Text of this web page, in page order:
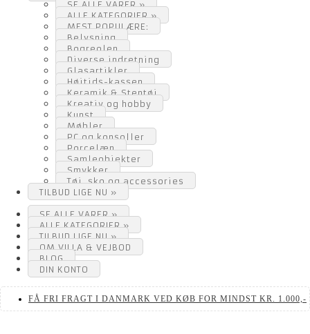
SE ALLE VARER »
ALLE KATEGORIER »
MEST POPULÆRE:
Belysning
Bogreolen
Diverse indretning
Glasartikler
Højtids-kassen
Keramik & Stentøj
Kreativ og hobby
Kunst
Møbler
PC og konsoller
Porcelæn
Samleobjekter
Smykker
Tøj, sko og accessories
TILBUD LIGE NU »
SE ALLE VARER »
ALLE KATEGORIER »
TILBUD LIGE NU »
OM VILLA & VEJBOD
BLOG
DIN KONTO
FÅ FRI FRAGT I DANMARK VED KØB FOR MINDST KR. 1.000,-